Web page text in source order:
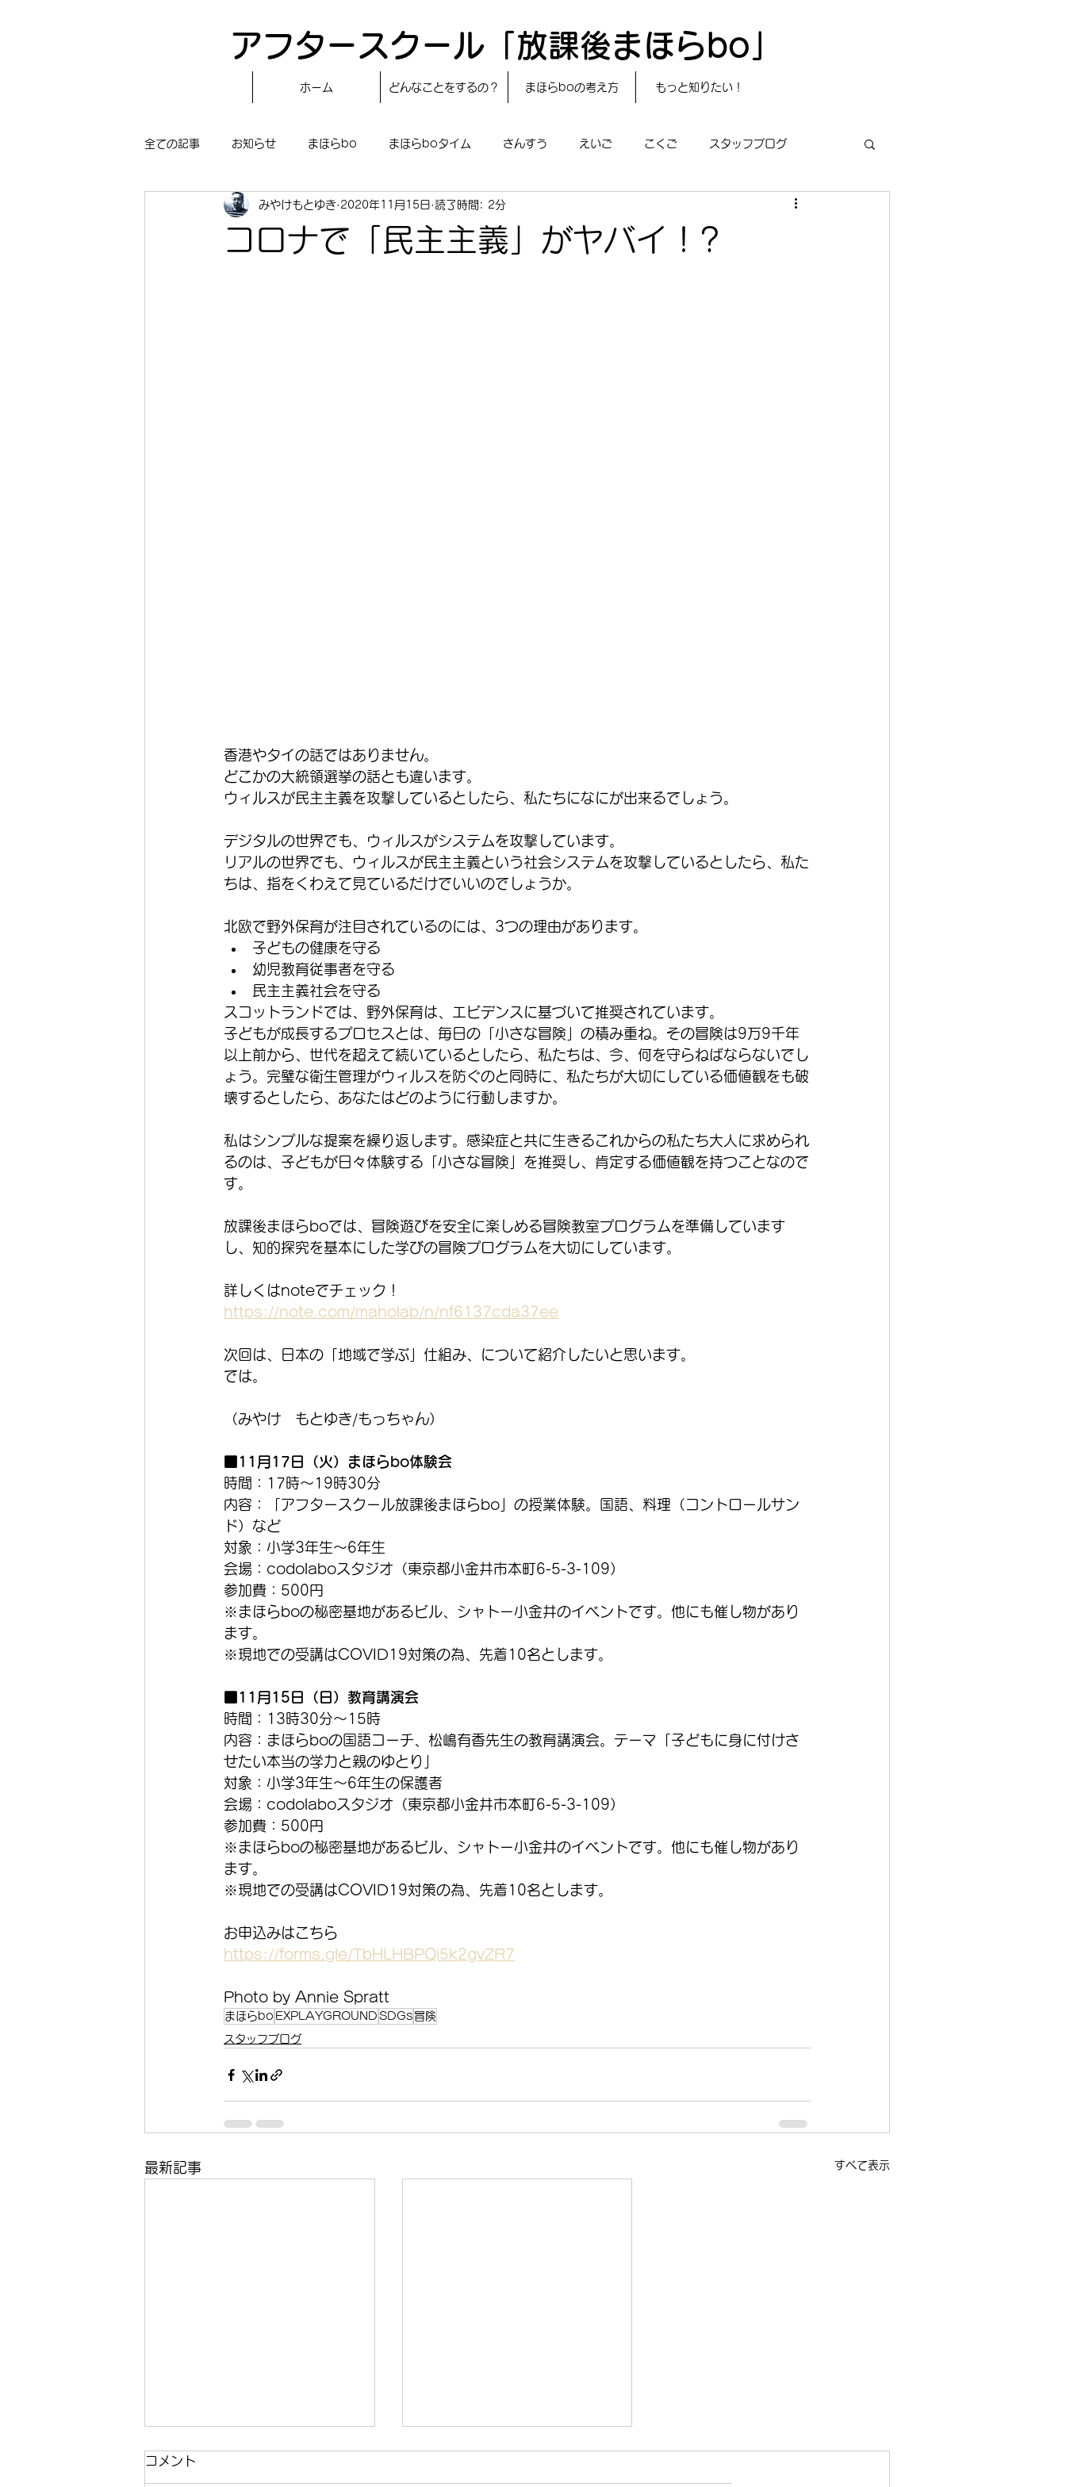
アフタースクール「放課後まほらbo」
ホーム どんなことをするの？ まほらboの考え方 もっと知りたい！
全ての記事 お知らせ まほらbo まほらboタイム さんすう えいご こくご スタッフブログ
〝自分で作る〟もぐもぐタイム レシピ 24節気 自然・宇宙
コロナで「民主主義」がヤバイ！?
みやけもとゆき 2020年11月15日 読了時間: 2分
香港やタイの話ではありません。
どこかの大統領選挙の話とも違います。
ウィルスが民主主義を攻撃しているとしたら、私たちになにが出来るでしょう。
デジタルの世界でも、ウィルスがシステムを攻撃しています。
リアルの世界でも、ウィルスが民主主義という社会システムを攻撃しているとしたら、私た
ちは、指をくわえて見ているだけでいいのでしょうか。
北欧で野外保育が注目されているのには、3つの理由があります。
子どもの健康を守る
幼児教育従事者を守る
民主主義社会を守る
スコットランドでは、野外保育は、エビデンスに基づいて推奨されています。
子どもが成長するプロセスとは、毎日の「小さな冒険」の積み重ね。その冒険は9万9千年
以上前から、世代を超えて続いているとしたら、私たちは、今、何を守らねばならないでし
ょう。完璧な衛生管理がウィルスを防ぐのと同時に、私たちが大切にしている価値観をも破
壊するとしたら、あなたはどのように行動しますか。
私はシンプルな提案を繰り返します。感染症と共に生きるこれからの私たち大人に求められ
るのは、子どもが日々体験する「小さな冒険」を推奨し、肯定する価値観を持つことなので
す。
放課後まほらboでは、冒険遊びを安全に楽しめる冒険教室プログラムを準備しています
し、知的探究を基本にした学びの冒険プログラムを大切にしています。
詳しくはnoteでチェック！
https://note.com/maholab/n/nf6137cda37ee
次回は、日本の「地域で学ぶ」仕組み、について紹介したいと思います。
では。
（みやけ　もとゆき/もっちゃん）
■11月17日（火）まほらbo体験会
時間：17時～19時30分
内容：「アフタースクール放課後まほらbo」の授業体験。国語、料理（コントロールサン
ド）など
対象：小学3年生～6年生
会場：codolaboスタジオ（東京都小金井市本町6-5-3-109）
参加費：500円
※まほらboの秘密基地があるビル、シャトー小金井のイベントです。他にも催し物があり
ます。
※現地での受講はCOVID19対策の為、先着10名とします。
■11月15日（日）教育講演会
時間：13時30分～15時
内容：まほらboの国語コーチ、松嶋有香先生の教育講演会。テーマ「子どもに身に付けさ
せたい本当の学力と親のゆとり」
対象：小学3年生～6年生の保護者
会場：codolaboスタジオ（東京都小金井市本町6-5-3-109）
参加費：500円
※まほらboの秘密基地があるビル、シャトー小金井のイベントです。他にも催し物があり
ます。
※現地での受講はCOVID19対策の為、先着10名とします。
お申込みはこちら
https://forms.gle/TbHLHBPQi5k2gvZR7
Photo by Annie Spratt
まほらbo EXPLAYGROUND SDGs 冒険
スタッフブログ
最新記事 すべて表示
コメント